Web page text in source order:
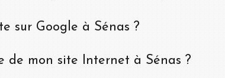
sur Google à Sénas ?
de mon site Internet à Sénas ?